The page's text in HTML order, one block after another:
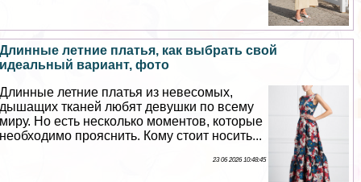
Длинные летние платья, как выбрать свой
идеальный вариант, фото
Длинные летние платья из невесомых,
дышащих тканей любят дeвyшки по всему
миру. Но есть несколько моментов, которые
необходимо прояснить. Кому стоит носить...
23 06 2026 10:48:45